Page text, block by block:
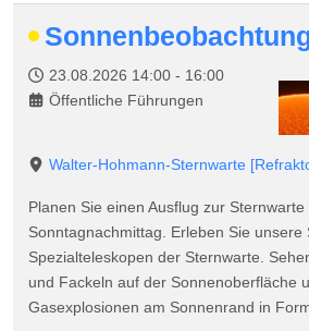
23.08.2026 14:00 - 16:00
Öffentliche Führungen
Walter-Hohmann-Sternwarte
Planen Sie einen Ausflug zur Sternwarte
Sonntagnachmittag. Erleben Sie unsere
Spezialteleskopen der Sternwarte.
und Fackeln auf der Sonnenoberfläche
Gasexplosionen am Sonnenrand in